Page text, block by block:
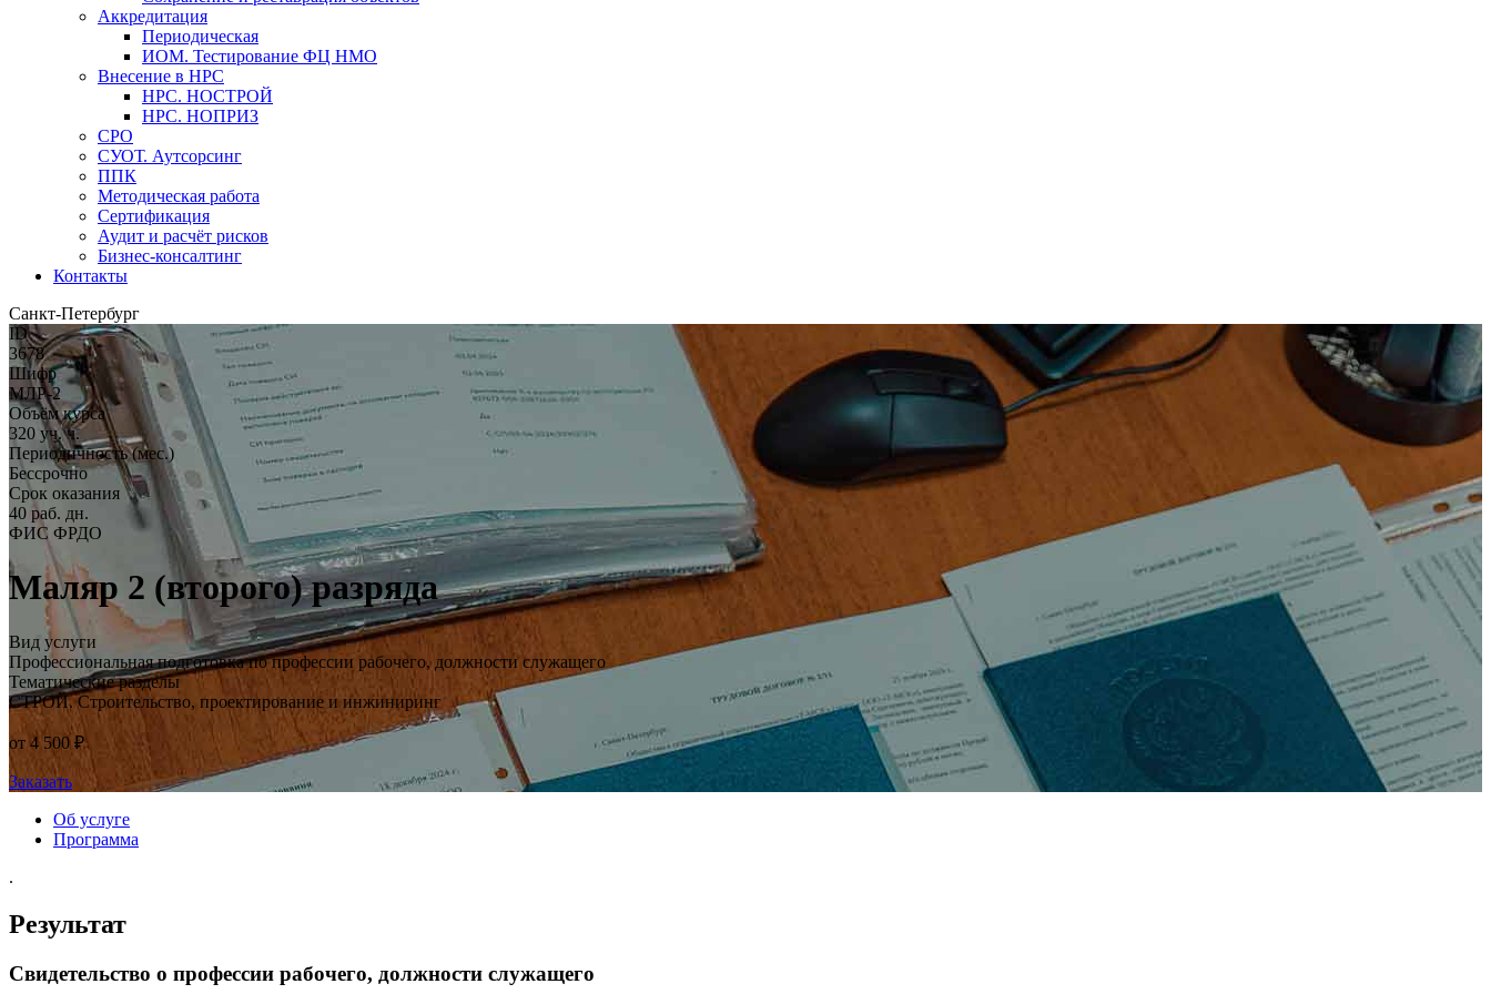
Аккредитация
Периодическая
ИОМ. Тестирование ФЦ НМО
Внесение в НРС
НРС. НОСТРОЙ
НРС. НОПРИЗ
СРО
СУОТ. Аутсорсинг
ППК
Методическая работа
Сертификация
Аудит и расчёт рисков
Бизнес-консалтинг
Контакты
Санкт-Петербург
ID
3678
Шифр
МЛР-2
Объём курса
320 уч. ч.
Периодичность (мес.)
Бессрочно
Срок оказания
40 раб. дн.
ФИС ФРДО
Маляр 2 (второго) разряда
Вид услуги
Профессиональная подготовка по профессии рабочего, должности служащего
Тематические разделы
СТРОЙ. Строительство, проектирование и инжиниринг
от 4 500 ₽
Заказать
Об услуге
Программа
.
Результат
Свидетельство о профессии рабочего, должности служащего